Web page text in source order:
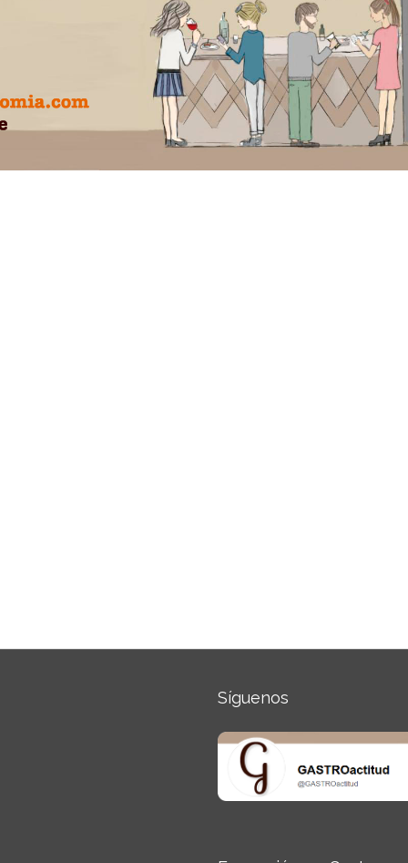
Síguenos